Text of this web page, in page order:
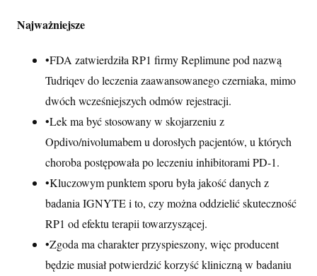
Najważniejsze
•FDA zatwierdziła RP1 firmy Replimune pod nazwą
Tudriqev do leczenia zaawansowanego czerniaka, mimo
dwóch wcześniejszych odmów rejestracji.
•Lek ma być stosowany w skojarzeniu z
Opdivo/nivolumabem u dorosłych pacjentów, u których
choroba postępowała po leczeniu inhibitorami PD-1.
•Kluczowym punktem sporu była jakość danych z
badania IGNYTE i to, czy można oddzielić skuteczność
RP1 od efektu terapii towarzyszącej.
•Zgoda ma charakter przyspieszony, więc producent
będzie musiał potwierdzić korzyść kliniczną w badaniu